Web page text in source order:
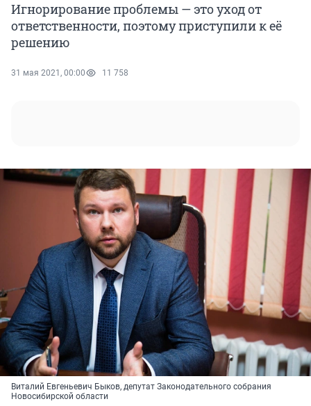
Игнорирование проблемы — это уход от
ответственности, поэтому приступили к её
решению
31 мая 2021, 00:00 11 758
Виталий Евгеньевич Быков, депутат Законодательного собрания
Новосибирской области